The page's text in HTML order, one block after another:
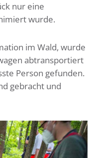
nur eine
wurde.
im Wald, wurde
abtransportiert
Person gefunden.
gebracht und